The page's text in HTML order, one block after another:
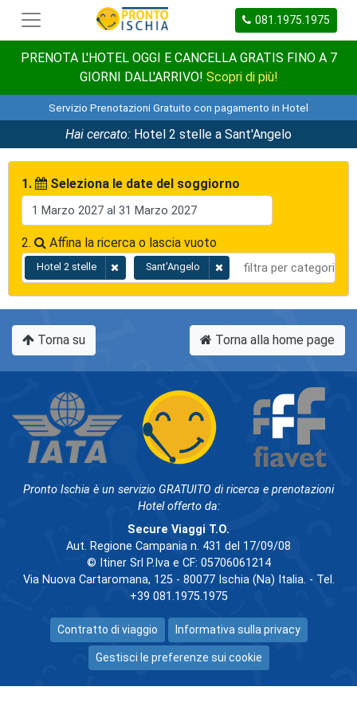
081.1975.1975
PRENOTA L'HOTEL OGGI E CANCELLA GRATIS FINO A 7
GIORNI DALL'ARRIVO! Scopri di più!
Servizio Prenotazioni Gratuito con pagamento in Hotel
Hai cercato: Hotel 2 stelle a Sant'Angelo
1. Seleziona le date del soggiorno
2. Affina la ricerca o lascia vuoto
Hotel 2 stelle Sant'Angelo
Torna su Torna alla home page
Pronto Ischia è un servizio GRATUITO di ricerca e prenotazioni
Hotel offerto da:
Secure Viaggi T.O.
Aut. Regione Campania n. 431 del 17/09/08
© Itiner Srl P.Iva e CF: 05706061214
Via Nuova Cartaromana, 125 - 80077 Ischia (Na) Italia. - Tel.
+39 081.1975.1975
Contratto di viaggio Informativa sulla privacy
Gestisci le preferenze sui cookie